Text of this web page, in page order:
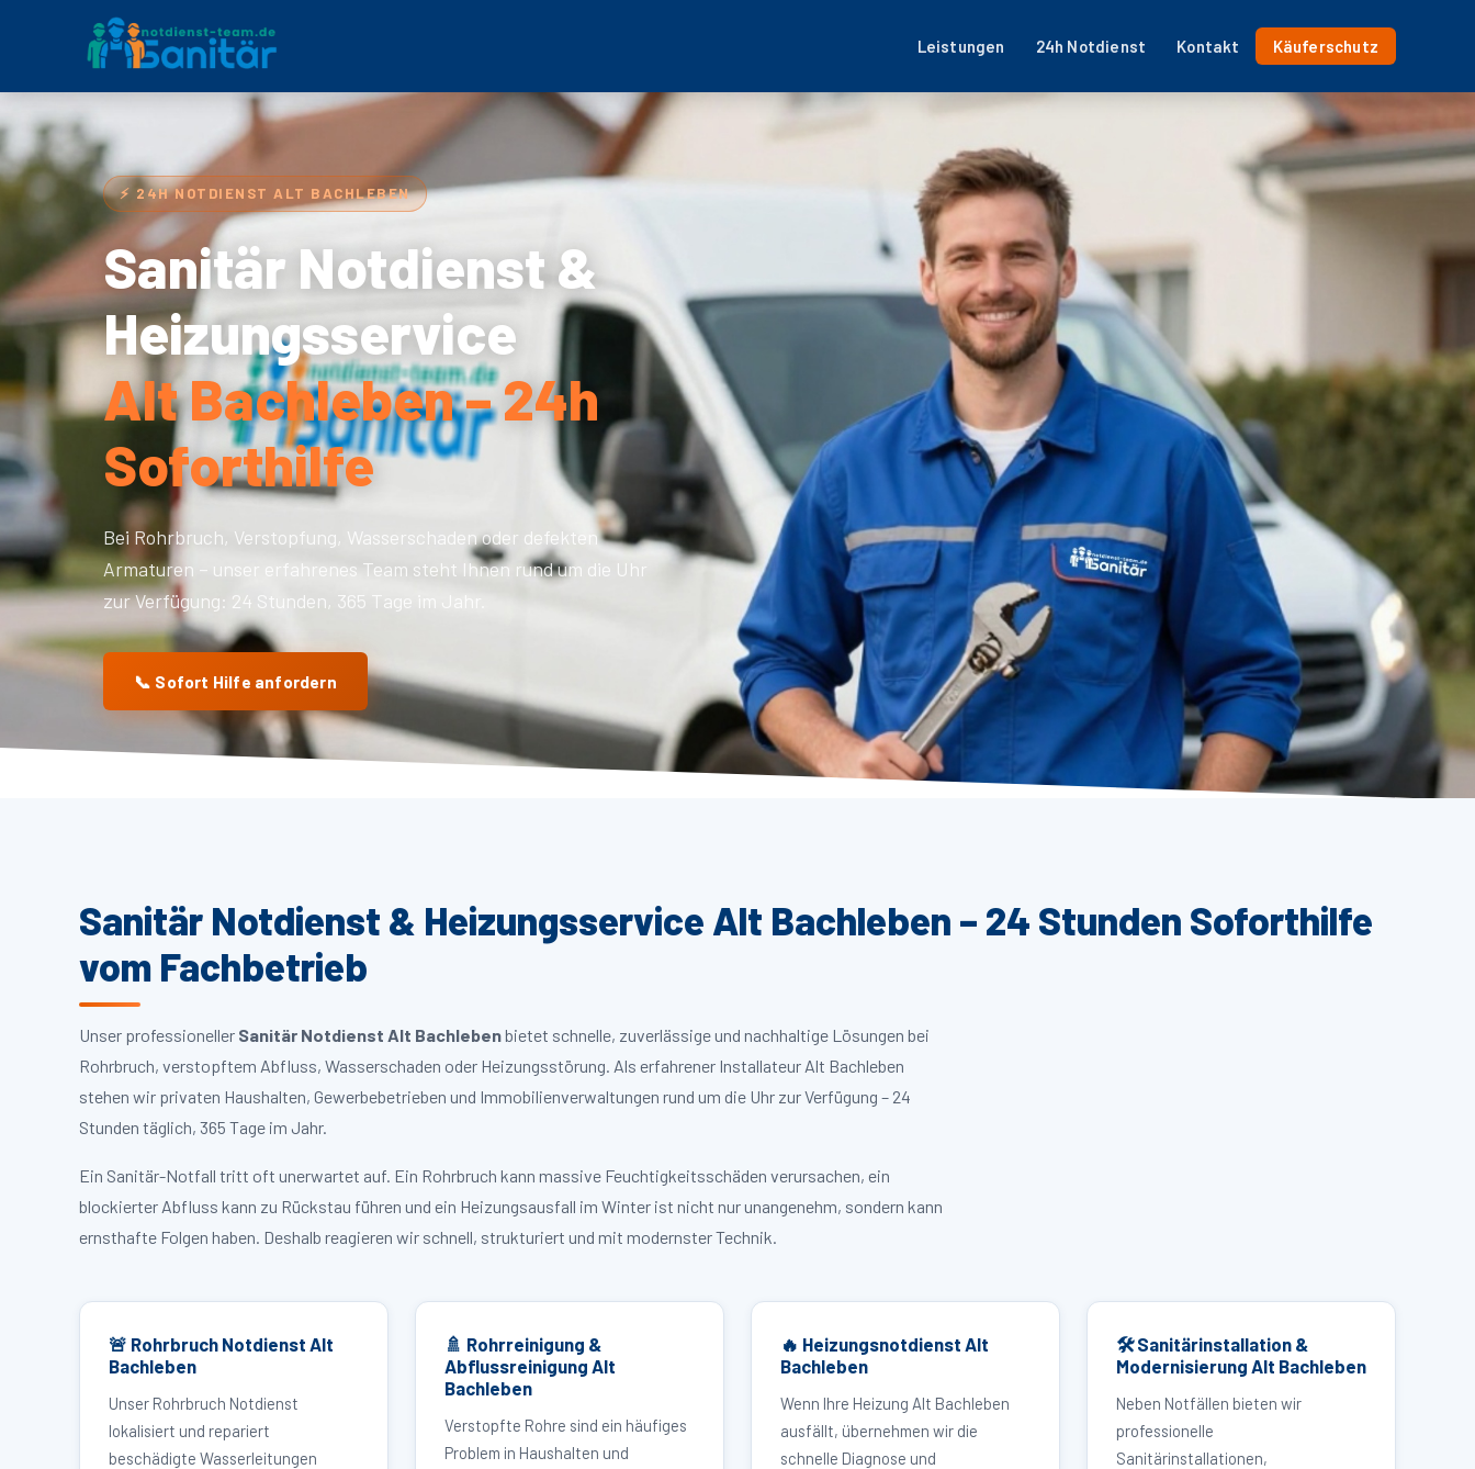
Leistungen 24h Notdienst Kontakt Käuferschutz
⚡ 24H NOTDIENST ALT BACHLEBEN
Sanitär Notdienst &
Heizungsservice
Alt Bachleben – 24h
Soforthilfe
Bei Rohrbruch, Verstopfung, Wasserschaden oder defekten
Armaturen – unser erfahrenes Team steht Ihnen rund um die Uhr
zur Verfügung: 24 Stunden, 365 Tage im Jahr.
📞 Sofort Hilfe anfordern
Sanitär Notdienst & Heizungsservice Alt Bachleben – 24 Stunden Soforthilfe
vom Fachbetrieb
Unser professioneller Sanitär Notdienst Alt Bachlebenbietet schnelle, zuverlässige und nachhaltige Lösungen bei
Rohrbruch, verstopftem Abfluss, Wasserschaden oder Heizungsstörung. Als erfahrener Installateur Alt Bachleben
stehen wir privaten Haushalten, Gewerbebetrieben und Immobilienverwaltungen rund um die Uhr zur Verfügung – 24
Stunden täglich, 365 Tage im Jahr.
Ein Sanitär-Notfall tritt oft unerwartet auf. Ein Rohrbruch kann massive Feuchtigkeitsschäden verursachen, ein
blockierter Abfluss kann zu Rückstau führen und ein Heizungsausfall im Winter ist nicht nur unangenehm, sondern kann
ernsthafte Folgen haben. Deshalb reagieren wir schnell, strukturiert und mit modernster Technik.
🚨 Rohrbruch Notdienst Alt
Bachleben
Unser Rohrbruch Notdienst
lokalisiert und repariert
beschädigte Wasserleitungen
🚿 Rohrreinigung &
Abflussreinigung Alt
Bachleben
Verstopfte Rohre sind ein häufiges
Problem in Haushalten und
🔥 Heizungsnotdienst Alt
Bachleben
Wenn Ihre Heizung Alt Bachleben
ausfällt, übernehmen wir die
schnelle Diagnose und
🛠 Sanitärinstallation &
Modernisierung Alt Bachleben
Neben Notfällen bieten wir
professionelle
Sanitärinstallationen,